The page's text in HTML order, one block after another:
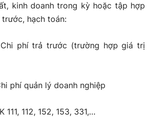
kinh doanh trong kỳ hoặc tập hợp
hạch toán:
phí trả trước (trường hợp giá trị
phí quản lý doanh nghiệp
111, 112, 152, 153, 331,…